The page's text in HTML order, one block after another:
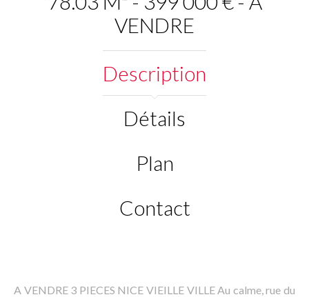
VENDRE
Description
Détails
Plan
Contact
A VENDRE 3 PIECES NICE VIEILLE VILLE Au calme, rue du